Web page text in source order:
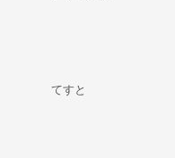
てすと